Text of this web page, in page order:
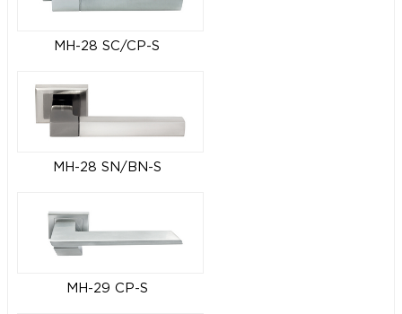
MH-28 SC/CP-S
MH-28 SN/BN-S
MH-29 CP-S